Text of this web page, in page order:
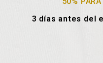
3 días antes del